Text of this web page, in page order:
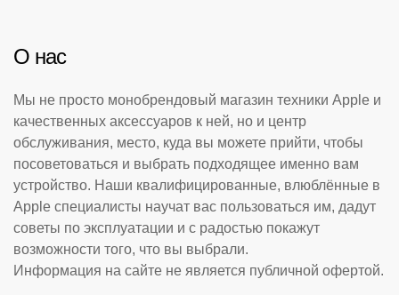
О нас
Мы не просто монобрендовый магазин техники Apple и
качественных аксессуаров к ней, но и центр
обслуживания, место, куда вы можете прийти, чтобы
посоветоваться и выбрать подходящее именно вам
устройство. Наши квалифицированные, влюблённые в
Apple специалисты научат вас пользоваться им, дадут
советы по эксплуатации и с радостью покажут
возможности того, что вы выбрали.
Информация на сайте не является публичной офертой.